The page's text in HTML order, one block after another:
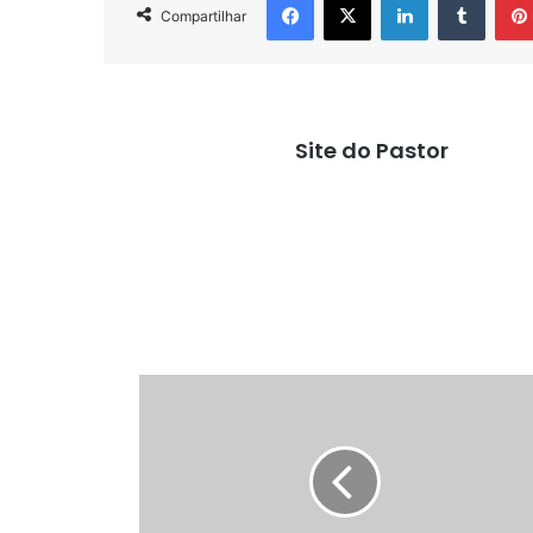
Compartilhar
Site do Pastor